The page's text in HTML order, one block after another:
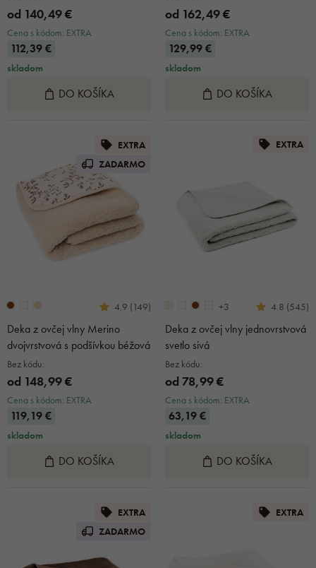
od 140,49 €
Cena s kódom: EXTRA
112,39 €
skladom
DO KOŠÍKA
od 162,49 €
Cena s kódom: EXTRA
129,99 €
skladom
DO KOŠÍKA
EXTRA
ZADARMO
4.9 (149)
Deka z ovčej vlny Merino
dvojvrstvová s podšívkou béžová
Bez kódu:
od 148,99 €
Cena s kódom: EXTRA
119,19 €
skladom
DO KOŠÍKA
EXTRA
+3 4.8 (545)
Deka z ovčej vlny jednovrstvová
svetlo sivá
Bez kódu:
od 78,99 €
Cena s kódom: EXTRA
63,19 €
skladom
DO KOŠÍKA
EXTRA
ZADARMO
EXTRA